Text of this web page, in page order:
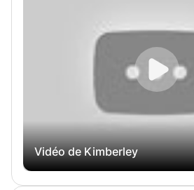
Vidéo de Kimberley